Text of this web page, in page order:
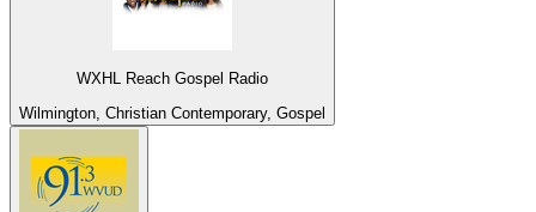
WXHL Reach Gospel Radio
Wilmington, Christian Contemporary, Gospel